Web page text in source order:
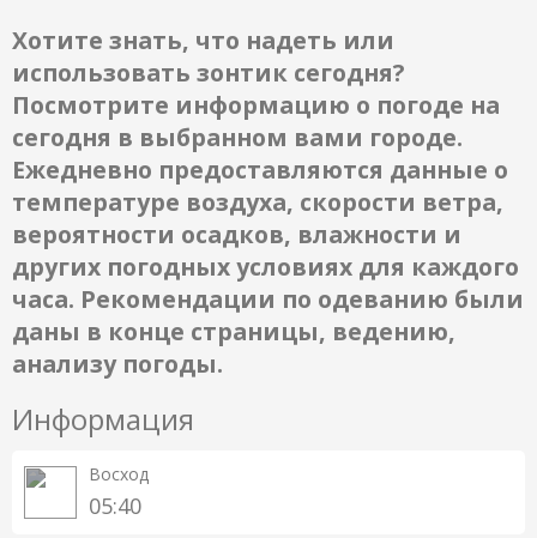
Хотите знать, что надеть или
использовать зонтик сегодня?
Посмотрите информацию о погоде на
сегодня в выбранном вами городе.
Ежедневно предоставляются данные о
температуре воздуха, скорости ветра,
вероятности осадков, влажности и
других погодных условиях для каждого
часа. Рекомендации по одеванию были
даны в конце страницы, ведению,
анализу погоды.
Информация
Восход
05:40